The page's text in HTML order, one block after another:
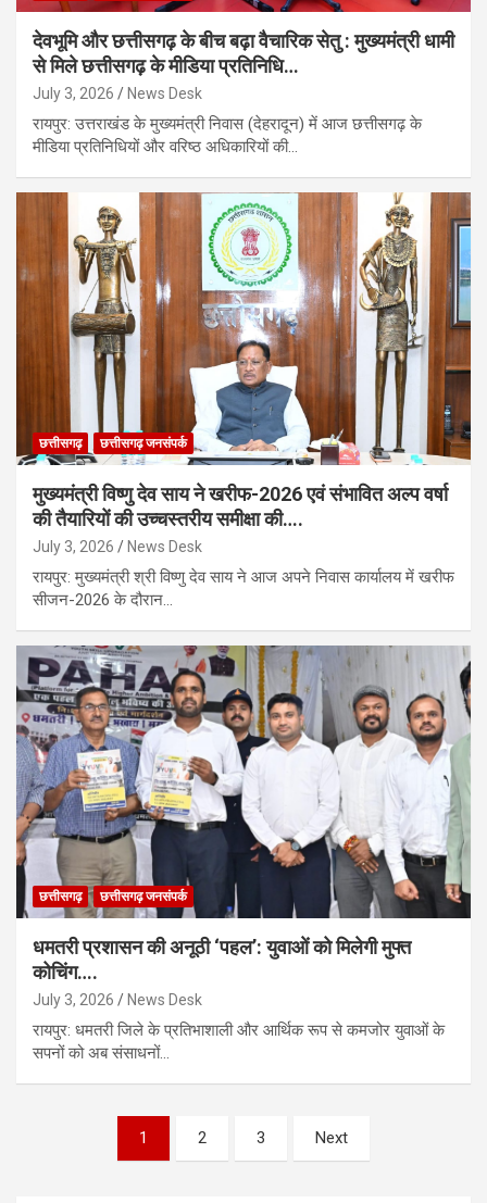
देवभूमि और छत्तीसगढ़ के बीच बढ़ा वैचारिक सेतु : मुख्यमंत्री धामी
से मिले छत्तीसगढ़ के मीडिया प्रतिनिधि…
July 3, 2026 News Desk
रायपुर: उत्तराखंड के मुख्यमंत्री निवास (देहरादून) में आज छत्तीसगढ़ के
मीडिया प्रतिनिधियों और वरिष्ठ अधिकारियों की…
छत्तीसगढ़ छत्तीसगढ़ जनसंपर्क
मुख्यमंत्री विष्णु देव साय ने खरीफ-2026 एवं संभावित अल्प वर्षा
की तैयारियों की उच्चस्तरीय समीक्षा की….
July 3, 2026 News Desk
रायपुर: मुख्यमंत्री श्री विष्णु देव साय ने आज अपने निवास कार्यालय में खरीफ
सीजन-2026 के दौरान…
छत्तीसगढ़ छत्तीसगढ़ जनसंपर्क
​धमतरी प्रशासन की अनूठी ‘पहल’: युवाओं को मिलेगी मुफ्त
कोचिंग….
July 3, 2026 News Desk
रायपुर: धमतरी जिले के प्रतिभाशाली और आर्थिक रूप से कमजोर युवाओं के
सपनों को अब संसाधनों…
pagination
1 2 3 Next